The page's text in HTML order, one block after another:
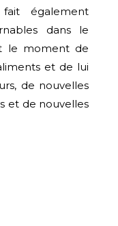
également
dans le
le moment de
et de lui
de nouvelles
et de nouvelles